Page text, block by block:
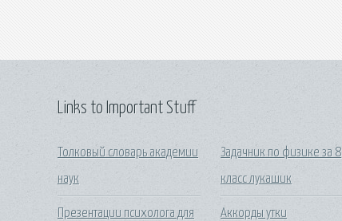
Links to Important Stuff
Толковый словарь академии
наук
Презентации психолога для
Задачник по физике за 8
класс лукашик
Аккорды утки